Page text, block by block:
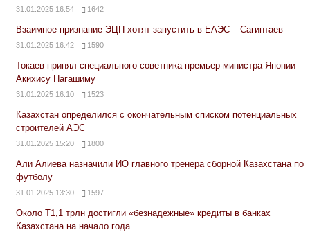
31.01.2025 16:54 1642
Взаимное признание ЭЦП хотят запустить в ЕАЭС – Сагинтаев
31.01.2025 16:42 1590
Токаев принял специального советника премьер-министра Японии
Акихису Нагашиму
31.01.2025 16:10 1523
Казахстан определился с окончательным списком потенциальных
строителей АЭС
31.01.2025 15:20 1800
Али Алиева назначили ИО главного тренера сборной Казахстана по
футболу
31.01.2025 13:30 1597
Около Т1,1 трлн достигли «безнадежные» кредиты в банках
Казахстана на начало года